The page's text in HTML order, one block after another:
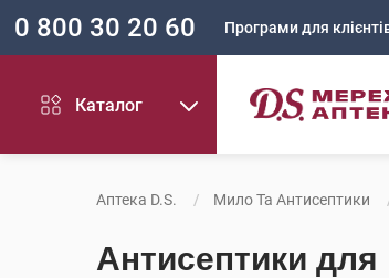
0 800 30 20 60 Програми для
Каталог
Аптека D.S. Мило Та Антисептики
Антисептики для